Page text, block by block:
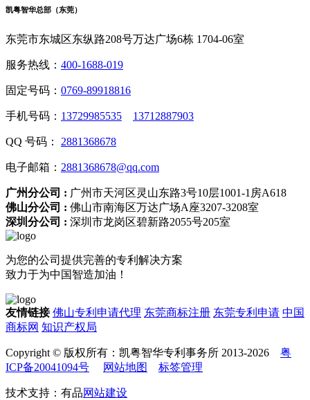
凯粤智华总部（东莞）
东莞市东城区东纵路208号万达广场6栋 1704-06室
服务热线： 400-1688-019
固定号码： 0769-89918816
手机号码： 13729985535 13712887903
QQ 号码： 2881368678
电子邮箱： 2881368678@qq.com
广州分公司 : 广州市天河区灵山东路3号10层1001-1房A618
佛山分公司 : 佛山市南海区万达广场A座3207-3208室
深圳分公司 : 深圳市龙岗区碧新路2055号205室
为您的公司提供完善的专利解决方案
致力于为中国智造加油！
友情链接 佛山专利申请代理 东莞商标注册 东莞专利申请 中国
商标网 知识产权局
Copyright © 版权所有：凯粤智华专利事务所 2013-2026 粤
ICP备20041094号
网站地图 标签管理
技术支持：有品网站建设